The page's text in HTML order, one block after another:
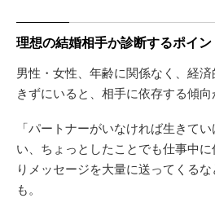
理想の結婚相手か診断するポイ
男性・女性、年齢に関係なく、経
きずにいると、相手に依存する傾向
「パートナーがいなければ生きて
い、ちょっとしたことでも仕事中
りメッセージを大量に送ってくる
も。